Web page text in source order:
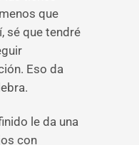
que
sé que tendré
Eso da
le da una
con